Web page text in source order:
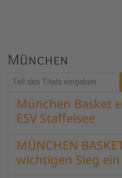
München
Teil des Titels eingeben
München Basket
ESV Staffelsee
MÜNCHEN
wichtigen Sieg ein